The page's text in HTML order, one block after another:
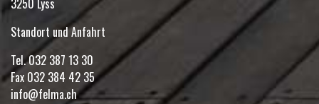
3250 Lyss
Standort und Anfahrt
Tel.032 387 13 30
Fax 032 384 42 35
info@felma.ch